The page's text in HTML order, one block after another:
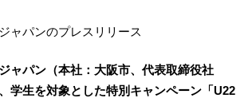
ャパンのプレスリリース
ャパン（本社：大阪市、代表取締役社
学生を対象とした特別キャンペーン「U22